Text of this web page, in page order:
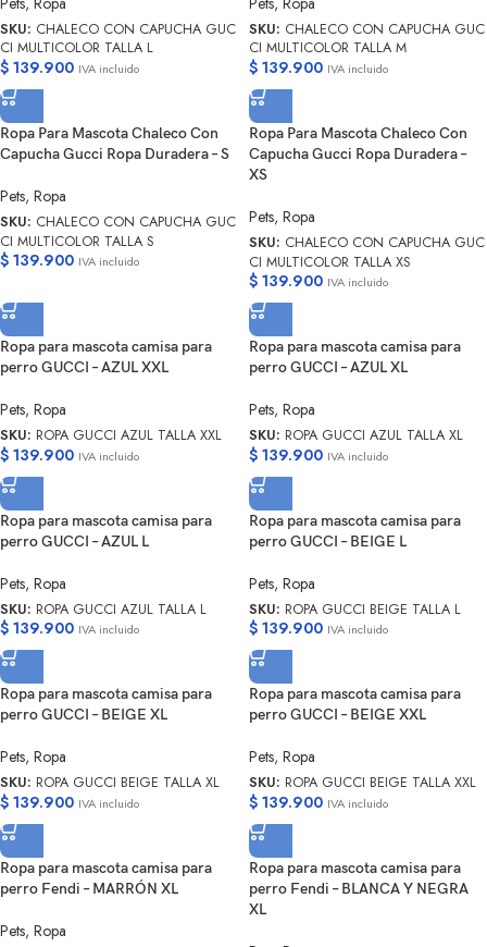
SKU: CHALECO CON CAPUCHA GUC
CI MULTICOLOR TALLA L
$ 139.900 IVA incluido
SKU: CHALECO CON CAPUCHA GUC
CI MULTICOLOR TALLA M
$ 139.900 IVA incluido
Ropa Para Mascota Chaleco Con
Capucha Gucci Ropa Duradera – S
Pets, Ropa
SKU: CHALECO CON CAPUCHA GUC
CI MULTICOLOR TALLA S
$ 139.900 IVA incluido
Ropa Para Mascota Chaleco Con
Capucha Gucci Ropa Duradera –
XS
Pets, Ropa
SKU: CHALECO CON CAPUCHA GUC
CI MULTICOLOR TALLA XS
$ 139.900 IVA incluido
Ropa para mascota camisa para
perro GUCCI – AZUL XXL
Pets, Ropa
SKU: ROPA GUCCI AZUL TALLA XXL
$ 139.900 IVA incluido
Ropa para mascota camisa para
perro GUCCI – AZUL XL
Pets, Ropa
SKU: ROPA GUCCI AZUL TALLA XL
$ 139.900 IVA incluido
Ropa para mascota camisa para
perro GUCCI – AZUL L
Pets, Ropa
SKU: ROPA GUCCI AZUL TALLA L
$ 139.900 IVA incluido
Ropa para mascota camisa para
perro GUCCI – BEIGE L
Pets, Ropa
SKU: ROPA GUCCI BEIGE TALLA L
$ 139.900 IVA incluido
Ropa para mascota camisa para
perro GUCCI – BEIGE XL
Pets, Ropa
SKU: ROPA GUCCI BEIGE TALLA XL
$ 139.900 IVA incluido
Ropa para mascota camisa para
perro GUCCI – BEIGE XXL
Pets, Ropa
SKU: ROPA GUCCI BEIGE TALLA XXL
$ 139.900 IVA incluido
Ropa para mascota camisa para
perro Fendi – MARRÓN XL
Pets, Ropa
Ropa para mascota camisa para
perro Fendi – BLANCA Y NEGRA
XL